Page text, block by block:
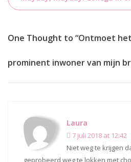
One Thought to “Ontmoet
prominent inwoner van mijn
Laura
7 juli 2018 at 12:42
Niet weg te krijgen
geprobeerd weg te lokken met